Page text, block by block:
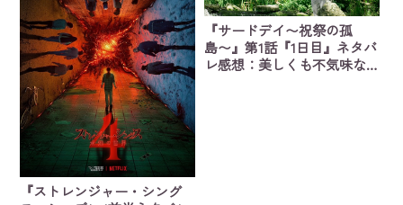
『ストレンジャー・シング
『サードデイ〜祝祭の孤
島〜』第1話『1日目』ネタバ
レ感想：美しくも不気味な